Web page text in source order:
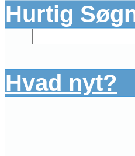
Hurtig
Hvad nyt?